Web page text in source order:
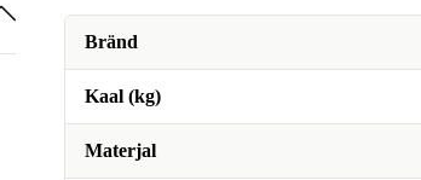
Bränd
Kaal (kg)
Materjal